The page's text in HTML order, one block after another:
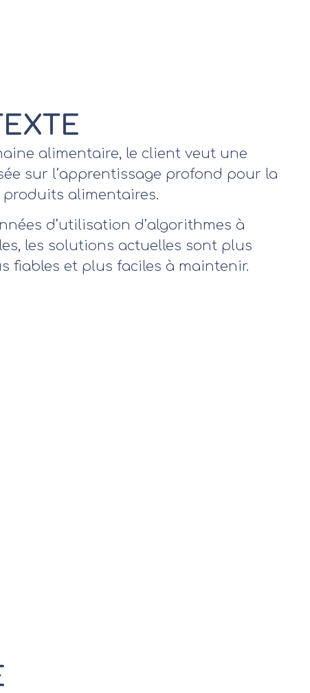
alimentaire, le client veut une
sur l’apprentissage profond pour la
alimentaires.
d’utilisation d’algorithmes à
les solutions actuelles sont plus
fiables et plus faciles à maintenir.